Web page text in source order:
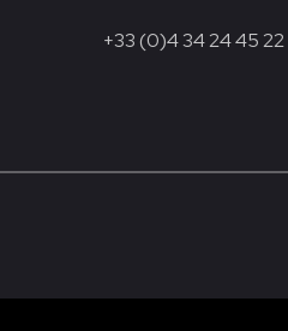
+33 (0)4 34 24 45 22